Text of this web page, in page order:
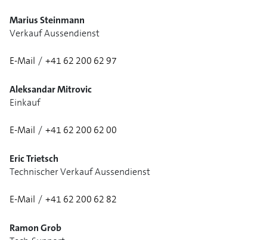
Marius Steinmann
Verkauf Aussendienst
E-Mail / +41 62 200 62 97
Aleksandar Mitrovic
Einkauf
E-Mail / +41 62 200 62 00
Eric Trietsch
Technischer Verkauf Aussendienst
E-Mail / +41 62 200 62 82
Ramon Grob